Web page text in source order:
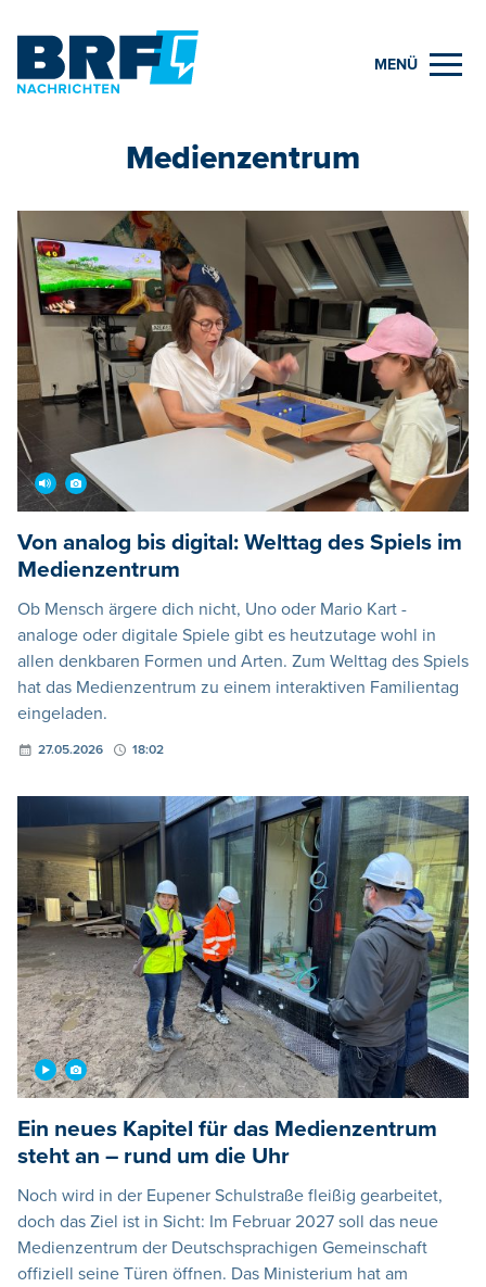
MENÜ
Medienzentrum
Von analog bis digital: Welttag des Spiels im
Medienzentrum
Ob Mensch ärgere dich nicht, Uno oder Mario Kart -
analoge oder digitale Spiele gibt es heutzutage wohl in
allen denkbaren Formen und Arten. Zum Welttag des Spiels
hat das Medienzentrum zu einem interaktiven Familientag
eingeladen.
27.05.2026 18:02
Ein neues Kapitel für das Medienzentrum
steht an – rund um die Uhr
Noch wird in der Eupener Schulstraße fleißig gearbeitet,
doch das Ziel ist in Sicht: Im Februar 2027 soll das neue
Medienzentrum der Deutschsprachigen Gemeinschaft
offiziell seine Türen öffnen. Das Ministerium hat am